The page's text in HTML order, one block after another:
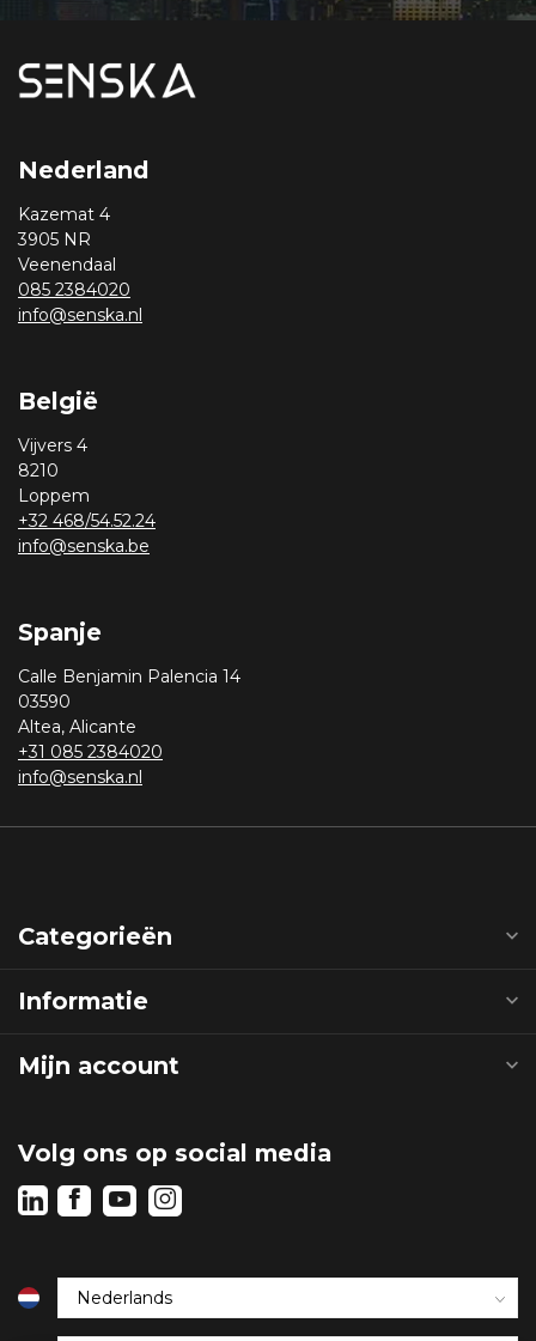
Nederland
Kazemat 4
3905 NR
Veenendaal
085 2384020
info@senska.nl
België
Vijvers 4
8210
Loppem
+32 468/54.52.24
info@senska.be
Spanje
Calle Benjamin Palencia 14
03590
Altea, Alicante
+31 085 2384020
info@senska.nl
Categorieën
Informatie
Mijn account
Volg ons op social media